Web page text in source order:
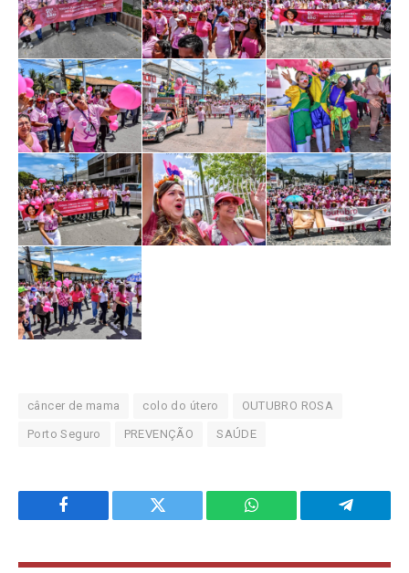
câncer de mama colo do útero OUTUBRO ROSA
Porto Seguro PREVENÇÃO SAÚDE
Facebook Twitter WhatsApp Telegram